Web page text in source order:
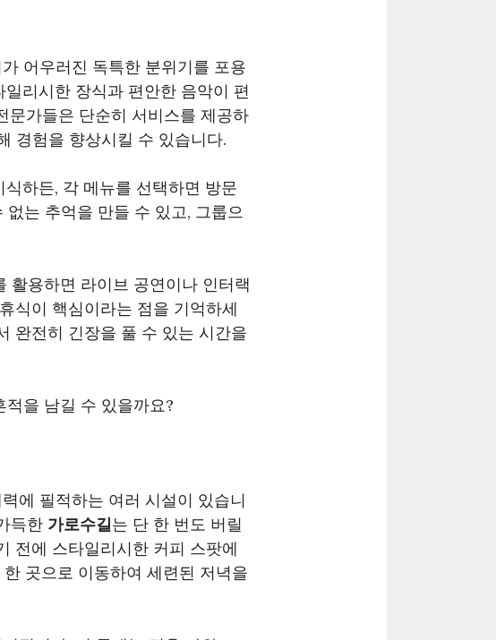
어우러진 독특한 분위기를 포용
리시한 장식과 편안한 음악이 편
문가들은 단순히 서비스를 제공하
경험을 향상시킬 수 있습니다.
하든, 각 메뉴를 선택하면 방문
는 추억을 만들 수 있고, 그룹으
활용하면 라이브 공연이나 인터랙
식이 핵심이라는 점을 기억하세
완전히 긴장을 풀 수 있는 시간을
을 남길 수 있을까요?
에 필적하는 여러 시설이 있습니
득한 가로수길는 단 한 번도 버릴
전에 스타일리시한 커피 스팟에
곳으로 이동하여 세련된 저녁을